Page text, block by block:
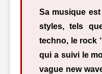
Sa musique
styles, tels
techno, le rock
qui a suivi le
vague new